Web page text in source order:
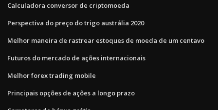
Calculadora conversor de criptomoeda
Perspectiva do preço do trigo austrália 2020
Melhor maneira de rastrear estoques de moeda de um centavo
Futuros do mercado de ações internacionais
Melhor forex trading mobile
Principais opções de ações a longo prazo